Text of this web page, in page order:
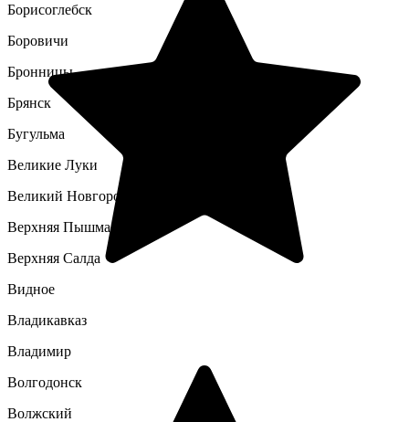
Борисоглебск
Боровичи
Бронницы
Брянск
Бугульма
Великие Луки
Великий Новгород
Верхняя Пышма
Верхняя Салда
Видное
Владикавказ
Владимир
Волгодонск
Волжский